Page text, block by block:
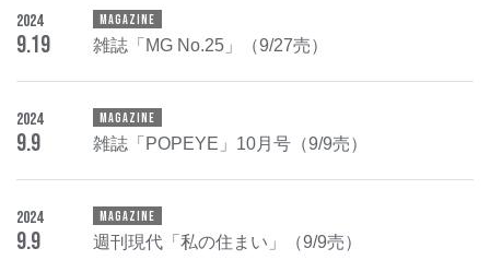
2024
9.19
MAGAZINE
雑誌「MG No.25」（9/27売）
2024
9.9
MAGAZINE
雑誌「POPEYE」10月号（9/9売）
2024
9.9
MAGAZINE
週刊現代「私の住まい」（9/9売）